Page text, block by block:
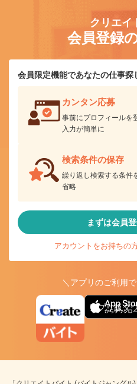
クリエイ
会員登録
会員限定機能であなたの仕事探
カンタン応募
事前にプロフィールを
入力が簡単に
検索条件の保存
繰り返し検索する条件
省略
まずは会員登
アカウントをお持ちの
＼アプリのご利用
アプリ版ダ